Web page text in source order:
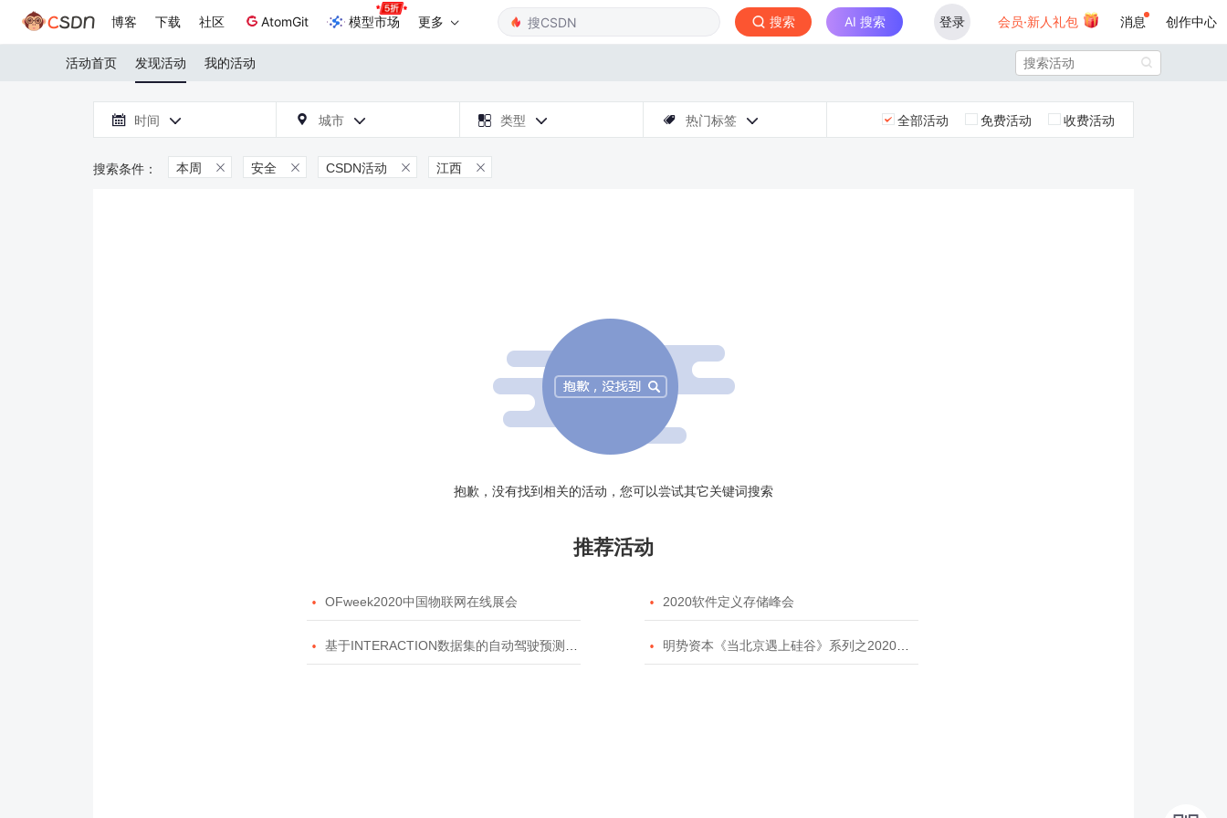
博客 下载 社区 AtomGit 模型市场 更多 搜索 AI 搜索 登录 会员·新人礼包 消息 创作中心
活动首页 发现活动 我的活动 
 时间   城市   类型   热门标签  全部活动 免费活动 收费活动
本周  安全  CSDN活动  江西 
抱歉，没有找到相关的活动，您可以尝试其它关键词搜索
推荐活动
 OFweek2020中国物联网在线展会  2020软件定义存储峰会
 基于INTERACTION数据集的自动驾驶预测模型挑战赛  明势资本《当北京遇上硅谷》系列之2020年度开源峰会